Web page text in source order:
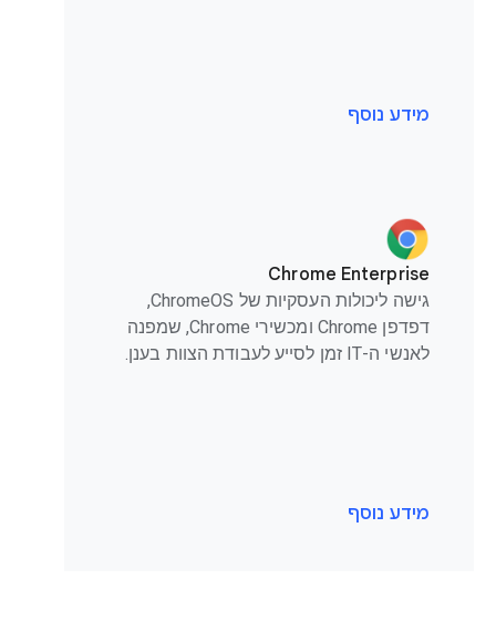
מידע נוסף
Chrome Enterprise
גישה ליכולות העסקיות של ChromeOS,
דפדפן Chrome ומכשירי Chrome, שמפנה
לאנשי ה-IT זמן לסייע לעבודת הצוות בענן.
מידע נוסף